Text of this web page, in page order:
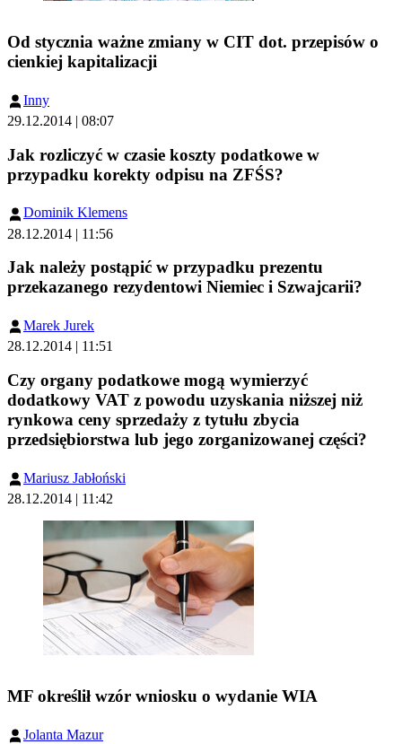
Od stycznia ważne zmiany w CIT dot. przepisów o
cienkiej kapitalizacji
Inny
29.12.2014 | 08:07
Jak rozliczyć w czasie koszty podatkowe w
przypadku korekty odpisu na ZFŚS?
Dominik Klemens
28.12.2014 | 11:56
Jak należy postąpić w przypadku prezentu
przekazanego rezydentowi Niemiec i Szwajcarii?
Marek Jurek
28.12.2014 | 11:51
Czy organy podatkowe mogą wymierzyć
dodatkowy VAT z powodu uzyskania niższej niż
rynkowa ceny sprzedaży z tytułu zbycia
przedsiębiorstwa lub jego zorganizowanej części?
Mariusz Jabłoński
28.12.2014 | 11:42
MF określił wzór wniosku o wydanie WIA
Jolanta Mazur